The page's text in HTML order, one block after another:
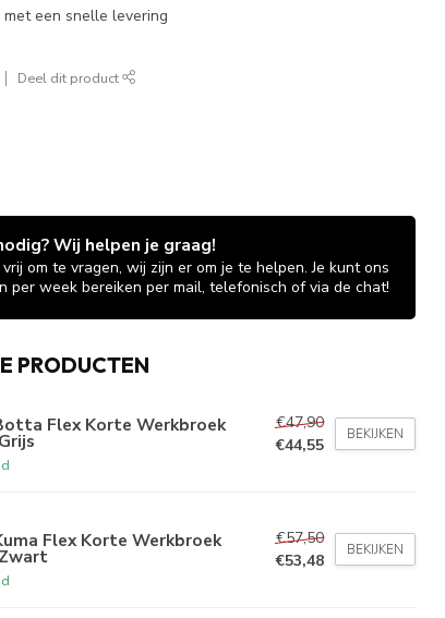
een snelle levering
Deel dit product
Wij helpen je graag!
om te vragen, wij zijn er om je te helpen. Je kunt ons
per week bereiken per mail, telefonisch of via de chat!
PRODUCTEN
Flex Korte Werkbroek
€47,90
€44,55
BEKIJKEN
Flex Korte Werkbroek
€57,50
€53,48
BEKIJKEN